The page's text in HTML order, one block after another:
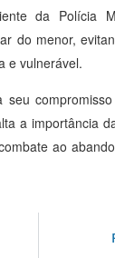
da Polícia
do menor,
e vulnerável.
seu
a importância
ao